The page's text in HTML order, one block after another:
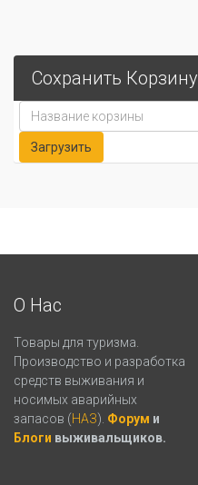
Сохранить Корзину
О Нас
Товары для туризма.
Производство и разработка
средств выживания и
носимых аварийных
запасов (НАЗ). Форум и
Блоги выживальщиков.